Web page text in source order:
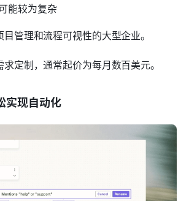
能较为复杂
管理和流程可视性的大型企业。
定制，通常起价为每月数百美元。
实现自动化